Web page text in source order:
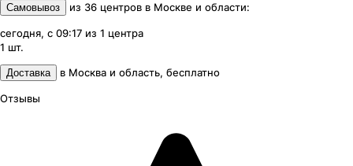
Самовывоз из 36 центров в Москве и области:
сегодня, с 09:17 из 1 центра
1 шт.
Доставка в Москва и область, бесплатно
Отзывы